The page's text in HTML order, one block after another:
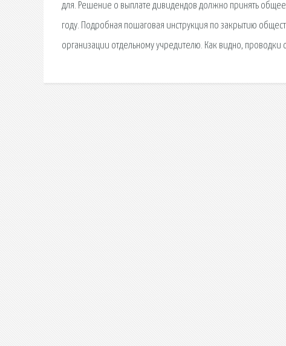
для. Решение о выплате дивидендов должно принять
году. Подробная пошаговая инструкция по закрытию
организации отдельному учредителю. Как видно,